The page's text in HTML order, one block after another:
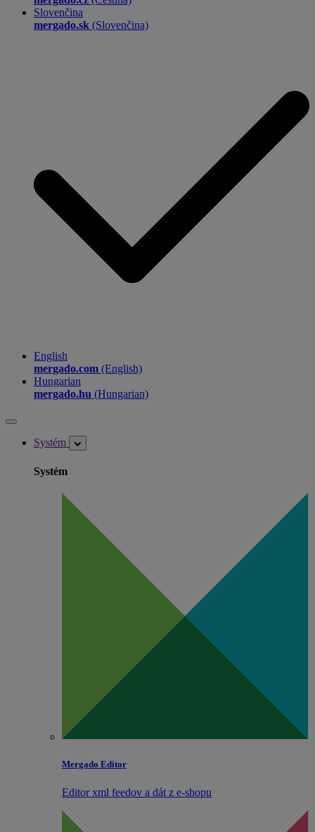
Slovenčina
mergado.sk (Slovenčina)
English
mergado.com (English)
Hungarian
mergado.hu (Hungarian)
Systém
Systém
Mergado Editor
Editor xml feedov a dát z e‑shopu